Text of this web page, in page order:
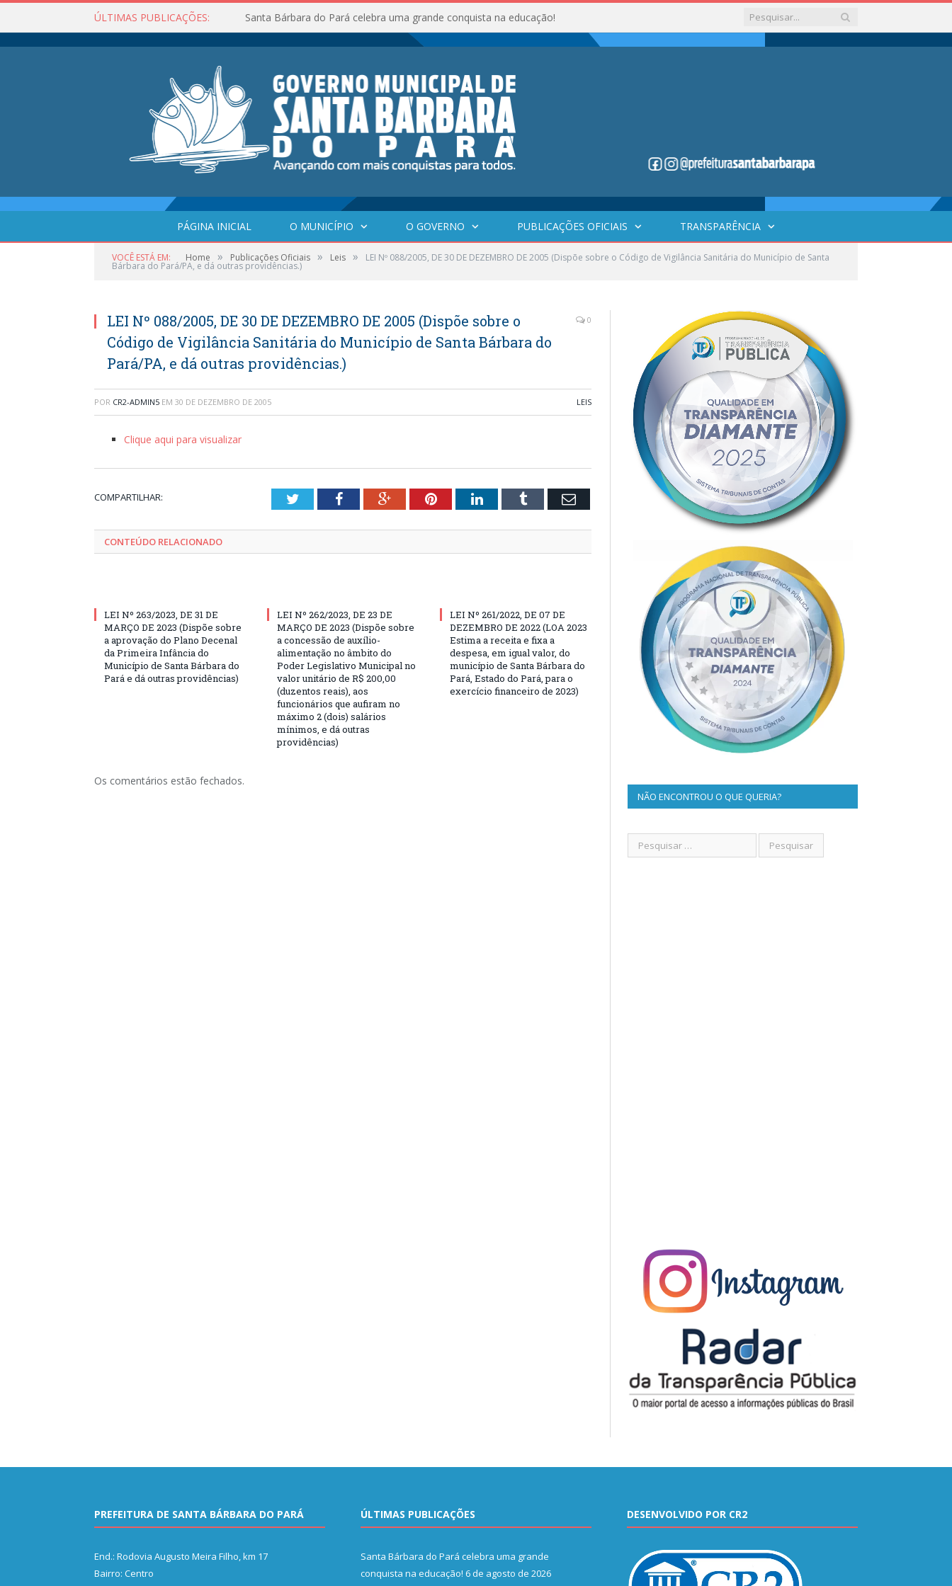
ÚLTIMAS PUBLICAÇÕES: Santa Bárbara do Pará celebra uma grande conquista na educação!
PÁGINA INICIAL O MUNICÍPIO O GOVERNO PUBLICAÇÕES OFICIAIS TRANSPARÊNCIA
VOCÊ ESTÁ EM: Home » Publicações Oficiais » Leis » LEI Nº 088/2005, DE 30 DE DEZEMBRO DE 2005 (Dispõe sobre o Código de Vigilância Sanitária do Município de Santa
Bárbara do Pará/PA, e dá outras providências.)
LEI Nº 088/2005, DE 30 DE DEZEMBRO DE 2005 (Dispõe sobre o
Código de Vigilância Sanitária do Município de Santa Bárbara do
Pará/PA, e dá outras providências.)
0
POR CR2-ADMIN5 EM 30 DE DEZEMBRO DE 2005 LEIS
Clique aqui para visualizar
COMPARTILHAR: TwitterFacebookGoogle+PinterestLinkedInTumblr Email
CONTEÚDO RELACIONADO
LEI Nº 263/2023, DE 31 DE
MARÇO DE 2023 (Dispõe sobre
a aprovação do Plano Decenal
da Primeira Infância do
Município de Santa Bárbara do
Pará e dá outras providências)
LEI Nº 262/2023, DE 23 DE
MARÇO DE 2023 (Dispõe sobre
a concessão de auxílio-
alimentação no âmbito do
Poder Legislativo Municipal no
valor unitário de R$ 200,00
(duzentos reais), aos
funcionários que aufiram no
máximo 2 (dois) salários
mínimos, e dá outras
providências)
LEI Nº 261/2022, DE 07 DE
DEZEMBRO DE 2022 (LOA 2023
Estima a receita e fixa a
despesa, em igual valor, do
município de Santa Bárbara do
Pará, Estado do Pará, para o
exercício financeiro de 2023)
Os comentários estão fechados.
NÃO ENCONTROU O QUE QUERIA?
PREFEITURA DE SANTA BÁRBARA DO PARÁ
End.: Rodovia Augusto Meira Filho, km 17
Bairro: Centro
ÚLTIMAS PUBLICAÇÕES
Santa Bárbara do Pará celebra uma grande
conquista na educação! 6 de agosto de 2026
DESENVOLVIDO POR CR2